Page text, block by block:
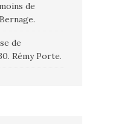
de
de
Rémy Porte.